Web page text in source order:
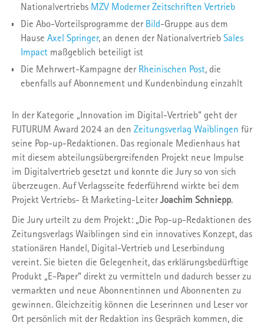
Nationalvertriebs MZV Moderner Zeitschriften Vertrieb
Die Abo-Vorteilsprogramme der Bild-Gruppe aus dem
Hause Axel Springer, an denen der Nationalvertrieb Sales
Impact maßgeblich beteiligt ist
Die Mehrwert-Kampagne der Rheinischen Post, die
ebenfalls auf Abonnement und Kundenbindung einzahlt
In der Kategorie „Innovation im Digital-Vertrieb“ geht der
FUTURUM Award 2024 an den Zeitungsverlag Waiblingen für
seine Pop-up-Redaktionen. Das regionale Medienhaus hat
mit diesem abteilungsübergreifenden Projekt neue Impulse
im Digitalvertrieb gesetzt und konnte die Jury so von sich
überzeugen. Auf Verlagsseite federführend wirkte bei dem
Projekt Vertriebs- & Marketing-LeiterJoachim Schniepp.
Die Jury urteilt zu dem Projekt: „Die Pop-up-Redaktionen des
Zeitungsverlags Waiblingen sind ein innovatives Konzept, das
stationären Handel, Digital-Vertrieb und Leserbindung
vereint. Sie bieten die Gelegenheit, das erklärungsbedürftige
Produkt „E-Paper“ direkt zu vermitteln und dadurch besser zu
vermarkten und neue Abonnentinnen und Abonnenten zu
gewinnen. Gleichzeitig können die Leserinnen und Leser vor
Ort persönlich mit der Redaktion ins Gespräch kommen, die